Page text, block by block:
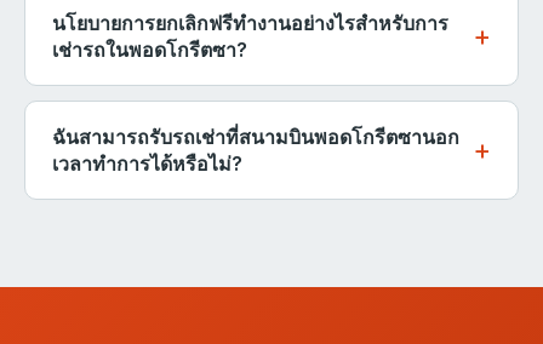
แอลเบเนีย, โคโซโว, และมาซิโดเนียเหนืออาจมีค่า
ธรรมเนียมเพิ่มเติมหรือข้อจำกัดขึ้นอยู่กับผู้ให้บริการ
โปรดตรวจสอบก่อนทำการจองหากการข้ามพรมแดนเป็น
ข้ามพรมแดนโดยไม่ได้รับอนุญาตจะทำให้การประกันของ
คุณเป็นโมฆะ.
รถทั้งหมดกับตัวแทนในแสงที่ดี ตรวจสอบรอยขีดข่วนที่มี
อยู่, รอยบุบ, รอยแตกในกระจกหน้า, และสภาพยาง ถ่าย
หลังคา ตรวจสอบให้แน่ใจว่าความเสียหายที่มีอยู่ทั้งหมด
ถูกบันทึกในแบบฟอร์มสภาพรถ ยืนยันระดับน้ำมันตรงกับที่
ระบุในสัญญา การใช้เวลาสักครู่ในการตรวจสอบที่จุดรับ
รถจะช่วยป้องกันข้อพิพาทเกี่ยวกับความเสียหายที่ไม่เกิด
นโยบายการยกเลิกฟรีทำงานอย่างไรสำหรับการ
เช่ารถในพอดโกรีตซา?
การยกเลิกฟรีหมายความว่าคุณสามารถยกเลิกการจอง
ของคุณและรับเงินคืนเต็มจำนวนโดยไม่มีค่าธรรมเนียม
ตราบใดที่คุณยกเลิกอย่างน้อย 48 ชั่วโมงก่อนเวลารับรถที่
ฉันสามารถรับรถเช่าที่สนามบินพอดโกรีตซานอก
เวลาทำการได้หรือไม่?